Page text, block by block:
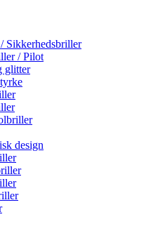
Sikkerhedsbriller
/ Pilot
glitter
design